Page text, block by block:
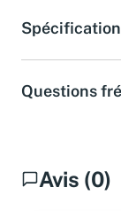
Questions
Avis (0)